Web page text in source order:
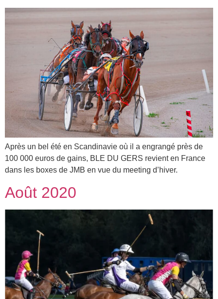
Après un bel été en Scandinavie où il a engrangé près de
100 000 euros de gains, BLE DU GERS revient en France
dans les boxes de JMB en vue du meeting d’hiver.
Août 2020